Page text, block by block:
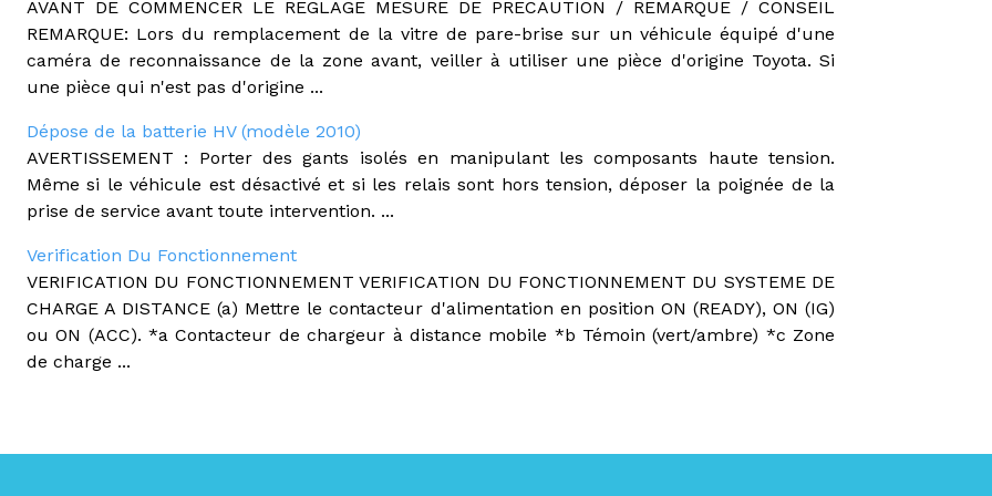
AVANT DE COMMENCER LE REGLAGE MESURE DE PRECAUTION / REMARQUE / CONSEIL
REMARQUE: Lors du remplacement de la vitre de pare-brise sur un véhicule équipé d'une
caméra de reconnaissance de la zone avant, veiller à utiliser une pièce d'origine Toyota. Si
une pièce qui n'est pas d'origine ...
Dépose de la batterie HV (modèle 2010)
AVERTISSEMENT : Porter des gants isolés en manipulant les composants haute tension.
Même si le véhicule est désactivé et si les relais sont hors tension, déposer la poignée de la
prise de service avant toute intervention. ...
Verification Du Fonctionnement
VERIFICATION DU FONCTIONNEMENT VERIFICATION DU FONCTIONNEMENT DU SYSTEME DE
CHARGE A DISTANCE (a) Mettre le contacteur d'alimentation en position ON (READY), ON (IG)
ou ON (ACC). *a Contacteur de chargeur à distance mobile *b Témoin (vert/ambre) *c Zone
de charge ...